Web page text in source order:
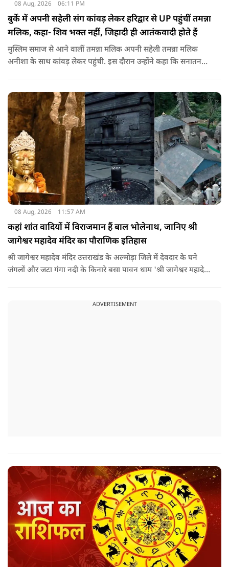
08 Aug, 2026 06:11 PM
बुर्के में अपनी सहेली संग कांवड़ लेकर हरिद्वार से UP पहुंचीं तमन्ना
मलिक, कहा- शिव भक्त नहीं, जिहादी ही आतंकवादी होते हैं
मुस्लिम समाज से आने वालीं तमन्ना मलिक अपनी सहेली तमन्ना मलिक
अनीशा के साथ कांवड़ लेकर पहुंची. इस दौरान उन्होंने कहा कि सनातन
08 Aug, 2026 11:57 AM
कहां शांत वादियों में विराजमान हैं बाल भोलेनाथ, जानिए श्री
जागेश्वर महादेव मंदिर का पौराणिक इतिहास
श्री जागेश्वर महादेव मंदिर उत्तराखंड के अल्मोड़ा जिले में देवदार के घने
जंगलों और जटा गंगा नदी के किनारे बसा पावन धाम 'श्री जागेश्वर महादेव
पहले कत्युरी राजाओं द्वारा किया गया था.
ADVERTISEMENT